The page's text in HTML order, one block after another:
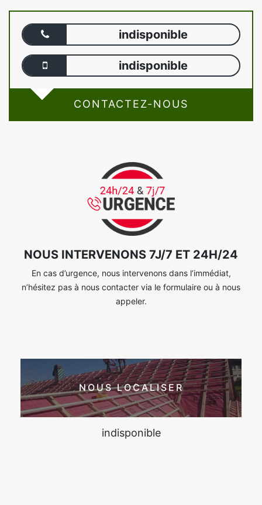
indisponible
indisponible
CONTACTEZ-NOUS
NOUS INTERVENONS 7J/7 ET 24H/24
En cas d’urgence, nous intervenons dans l’immédiat,
n’hésitez pas à nous contacter via le formulaire ou à nous
appeler.
NOUS LOCALISER
indisponible